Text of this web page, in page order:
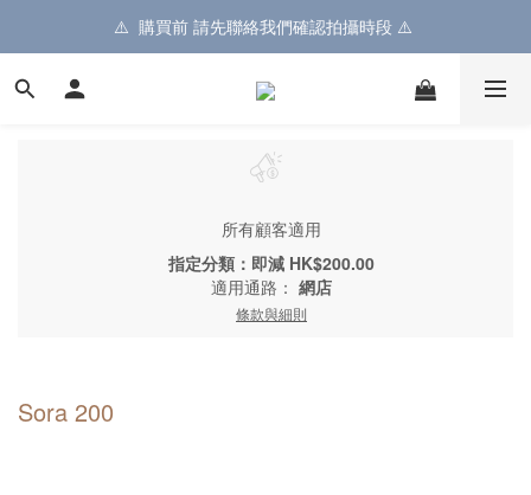
⚠️  購買前 請先聯絡我們確認拍攝時段 ⚠️
所有顧客適用
指定分類：即減 HK$200.00
適用通路： 網店
條款與細則
Sora 200